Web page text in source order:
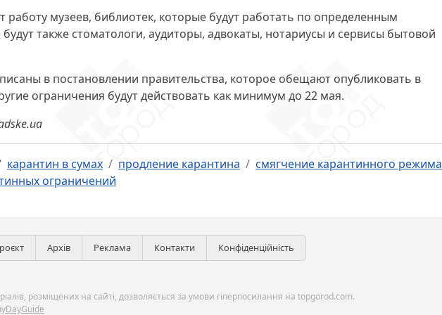
работу музеев, библиотек, которые будут работать по определенным
также стоматологи, аудиторы, адвокаты, нотариусы и сервисы бытовой
в постановлении правительства, которое обещают опубликовать в
ограничения будут действовать как минимум до 22 мая.
карантин в сумах продление карантина
смягчение карантинного режима
ограничений
Архів Реклама Контакти Конфіденційність
розміщених на сайті, дозволяється за умови гіперпосилання на topgorod.com.